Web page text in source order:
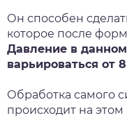
Он способен
которое после
Давление в
варьироваться от
Обработка самого
происходит на